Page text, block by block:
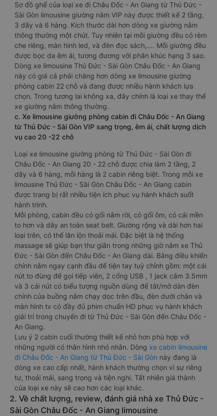
Sơ đồ ghế của loại xe đi Châu Đốc - An Giang từ Thủ Đức -
Sài Gòn limousine giường nằm VIP này được thiết kế 2 tầng,
3 dãy và 6 hàng. Kích thước dài hơn dòng xe giường nằm
thông thường một chút. Tuy nhiên tại mỗi giường đều có rèm
che riêng, màn hình led, và đèn đọc sách,…. Mỗi giường đều
được bọc da êm ái, tương đương với phân khúc hạng 3 sao.
Dòng xe limousine Thủ Đức - Sài Gòn Châu Đốc - An Giang
này có giá cả phải chăng hơn dòng xe limousine giường
phòng cabin 22 chỗ và đang được nhiều hành khách lựa
chọn. Trong tương lai không xa, đây chính là loại xe thay thế
xe giường nằm thông thường.
c. Xe limousine giường phòng cabin đi Châu Đốc - An Giang
từ Thủ Đức - Sài Gòn VIP sang trọng, êm ái, chất lượng dịch
vụ cao 20 -22 chỗ
Loại xe limousine giường phòng từ Thủ Đức - Sài Gòn đi
Châu Đốc - An Giang 20 - 22 chỗ được chia làm 2 tầng, 2
dãy và 6 hàng, mỗi hàng là 2 cabin riêng biệt. Trong mỗi xe
limousine Thủ Đức - Sài Gòn Châu Đốc - An Giang cabin
được trang bị rất nhiều tiện ích phục vụ hành khách suốt
hành trình.
Mỗi phòng, cabin đều có gối nằm rời, có gối ôm, có cái mền
to hơn và dây an toàn seat belt. Giường rộng và dài hơn hai
loại trên, có thể lăn lộn thoải mái. Đặc biệt là hệ thống
massage sẽ giúp bạn thư giãn trong những giờ nằm xe Thủ
Đức - Sài Gòn đến Châu Đốc - An Giang dài. Bảng điều khiển
chính nằm ngay cạnh đầu để tiện tay tuỳ chỉnh gồm: một cái
nút to đùng để gọi tiếp viên, 2 cổng USB , 1 jack cắm 3.5mm
và 3 cái nút có biểu tượng nguồn dùng để tắt/mở dàn đèn
chính của buồng nằm chạy dọc trên đầu, đèn dưới chân và
màn hình tv có đầy đủ phim chuẩn HD phục vụ hành khách
giải trí trong chuyến đi từ Thủ Đức - Sài Gòn đến Châu Đốc -
An Giang.
Lưu ý 2 cabin cuối thường thiết kế nhỏ hơn phù hợp với
những người có thân hình nhỏ nhắn. Dòng xe cabin limousine
đi Châu Đốc - An Giang từ Thủ Đức - Sài Gòn này đang là
dòng xe cao cấp nhất, hành khách thường chọn vì sự riêng
tư, thoải mái, sang trọng và tiện nghi. Tất nhiên giá thành
của loại xe này sẽ cao hơn các loại khác.
2. Về chất lượng, review, đánh giá nhà xe Thủ Đức -
Sài Gòn Châu Đốc - An Giang limousine